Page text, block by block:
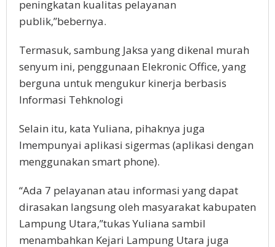
peningkatan kualitas pelayanan
publik,”bebernya.
Termasuk, sambung Jaksa yang dikenal murah
senyum ini, penggunaan Elekronic Office, yang
berguna untuk mengukur kinerja berbasis
Informasi Tehknologi
Selain itu, kata Yuliana, pihaknya juga
lmempunyai aplikasi sigermas (aplikasi dengan
menggunakan smart phone).
“Ada 7 pelayanan atau informasi yang dapat
dirasakan langsung oleh masyarakat kabupaten
Lampung Utara,”tukas Yuliana sambil
menambahkan Kejari Lampung Utara juga